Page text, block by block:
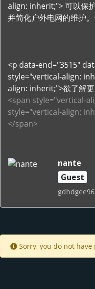
align: inherit;"> 可以保
并简化户外电网的维护
<p data-end="3515"
style="vertical-align:
align: inherit;">欲了解
<span style="vertical-
style="vertical-align:
</span>
nante
Guest
Sorry, you do not